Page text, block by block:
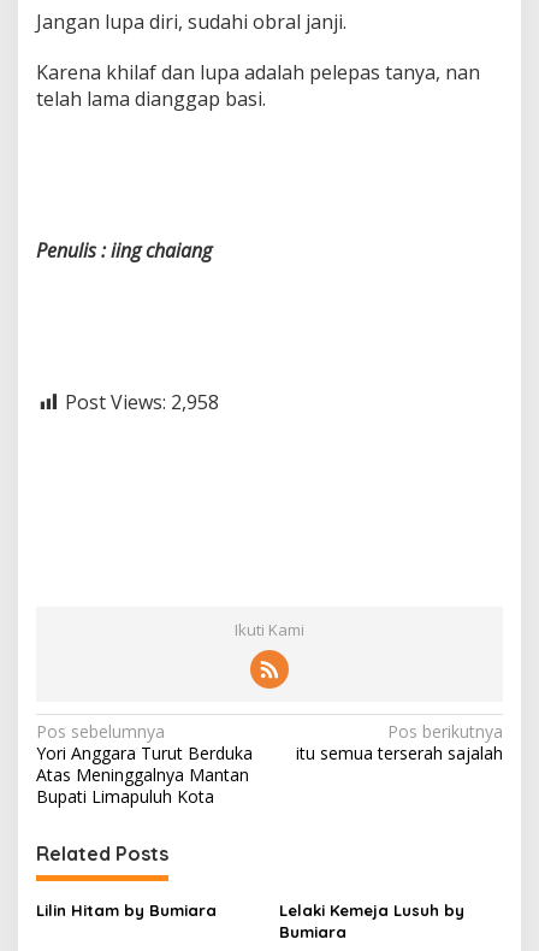
Jangan lupa diri, sudahi obral janji.
Karena khilaf dan lupa adalah pelepas tanya, nan
telah lama dianggap basi.
Penulis : iing chaiang
Post Views: 2,958
Ikuti Kami
N
a
v
i
g
a
Pos sebelumnya
Yori Anggara Turut Berduka
Atas Meninggalnya Mantan
Bupati Limapuluh Kota
Pos berikutnya
itu semua terserah sajalah
Related Posts
Lilin Hitam by Bumiara
Lelaki Kemeja Lusuh by
Bumiara